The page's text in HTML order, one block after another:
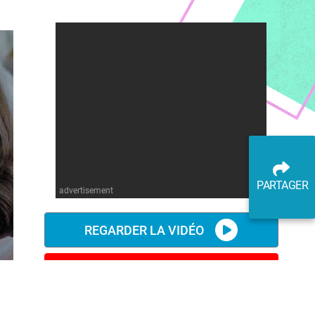
advertisement
REGARDER LA VIDÉO
PARTAGER